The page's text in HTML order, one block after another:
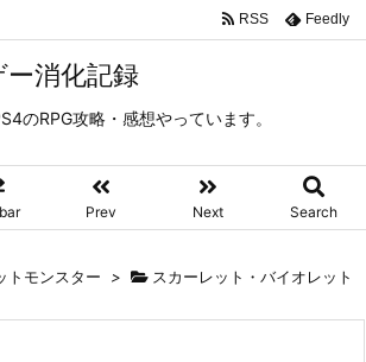
消化記録
のRPG攻略・感想やっています。
Prev Next Search
RSS Feedly
トモンスター > スカーレット・バイオレット